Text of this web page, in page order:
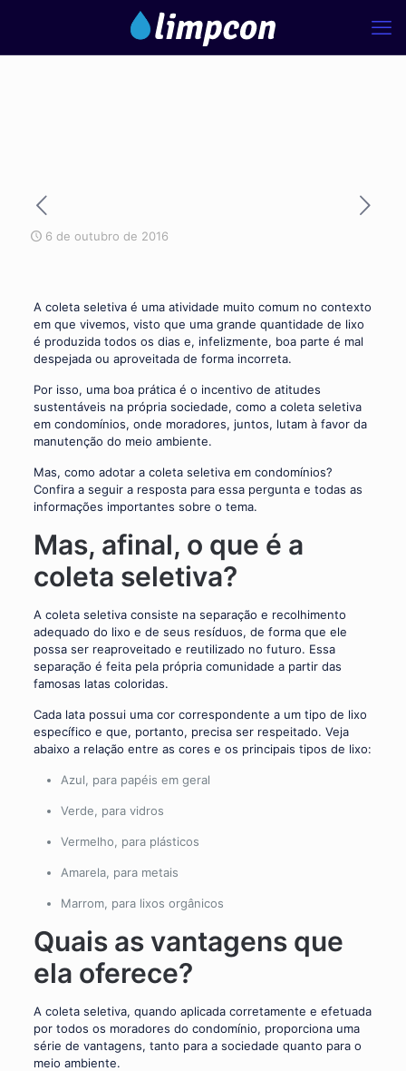
6 de outubro de 2016
A coleta seletiva é uma atividade muito comum no contexto
em que vivemos, visto que uma grande quantidade de lixo
é produzida todos os dias e, infelizmente, boa parte é mal
despejada ou aproveitada de forma incorreta.
Por isso, uma boa prática é o incentivo de atitudes
sustentáveis na própria sociedade, como a coleta seletiva
em condomínios, onde moradores, juntos, lutam à favor da
manutenção do meio ambiente.
Mas, como adotar a coleta seletiva em condomínios?
Confira a seguir a resposta para essa pergunta e todas as
informações importantes sobre o tema.
Mas, afinal, o que é a
coleta seletiva?
A coleta seletiva consiste na separação e recolhimento
adequado do lixo e de seus resíduos, de forma que ele
possa ser reaproveitado e reutilizado no futuro. Essa
separação é feita pela própria comunidade a partir das
famosas latas coloridas.
Cada lata possui uma cor correspondente a um tipo de lixo
específico e que, portanto, precisa ser respeitado. Veja
abaixo a relação entre as cores e os principais tipos de lixo:
Azul, para papéis em geral
Verde, para vidros
Vermelho, para plásticos
Amarela, para metais
Marrom, para lixos orgânicos
Quais as vantagens que
ela oferece?
A coleta seletiva, quando aplicada corretamente e efetuada
por todos os moradores do condomínio, proporciona uma
série de vantagens, tanto para a sociedade quanto para o
meio ambiente.